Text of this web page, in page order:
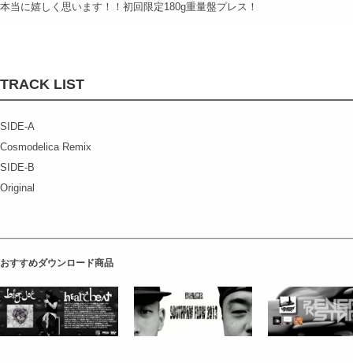
本当に嬉しく思います！！初回限定180g重量盤プレス！
TRACK LIST
SIDE-A
Cosmodelica Remix
SIDE-B
Original
おすすめダウンロード商品